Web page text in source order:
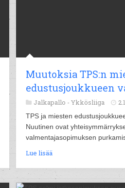
Muutoksia TPS:n
edustusjoukkueen
Jalkapallo - Ykkösliiga
TPS ja miesten
Nuutinen ovat
valmentajasopimuksen
Lue lisää